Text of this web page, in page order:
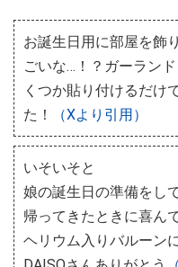
お誕生日用に部屋を飾
ごいな…！？ガーラン
くつか貼り付けるだけ
た！
（Xより引用）
いそいそと
娘の誕生日の準備をし
帰ってきたときに喜ん
ヘリウム入りバルーン